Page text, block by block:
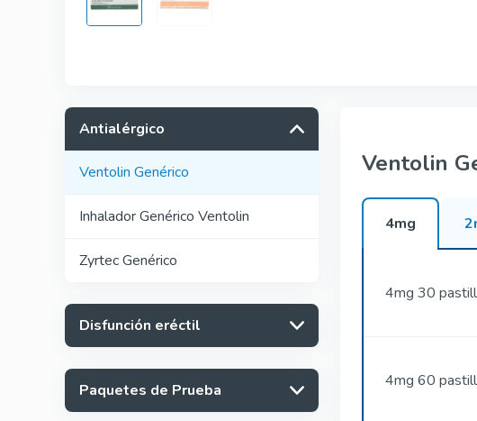
Antialérgico
Ventolin Genérico
Inhalador Genérico Ventolin
Zyrtec Genérico
Disfunción eréctil
Paquetes de Prueba
Ventolin
4mg
4mg 30
4mg 60